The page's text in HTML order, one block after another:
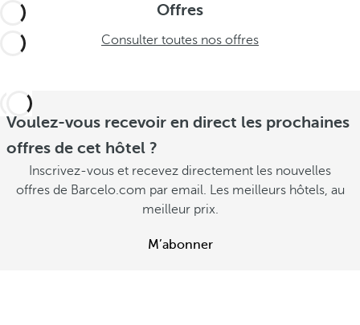
Offres
Consulter toutes nos offres
Voulez-vous recevoir en direct les prochaines
offres de cet hôtel ?
Inscrivez-vous et recevez directement les nouvelles
offres de Barcelo.com par email. Les meilleurs hôtels, au
meilleur prix.
M’abonner